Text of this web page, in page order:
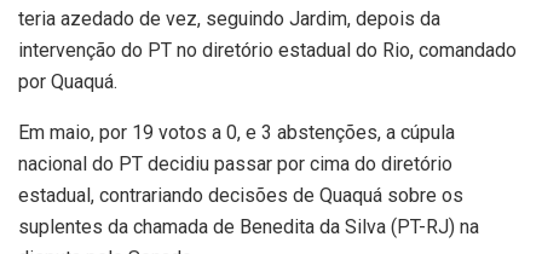
teria azedado de vez, seguindo Jardim, depois da
intervenção do PT no diretório estadual do Rio, comandado
por Quaquá.
Em maio, por 19 votos a 0, e 3 abstenções, a cúpula
nacional do PT decidiu passar por cima do diretório
estadual, contrariando decisões de Quaquá sobre os
suplentes da chamada de Benedita da Silva (PT-RJ) na